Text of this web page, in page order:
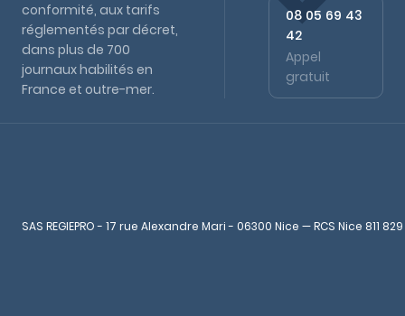
conformité, aux tarifs
réglementés par décret,
dans plus de 700
journaux habilités en
France et outre-mer.
08 05 69 43
42
Appel
gratuit
SAS REGIEPRO - 17 rue Alexandre Mari - 06300 Nice — RCS Nice 811